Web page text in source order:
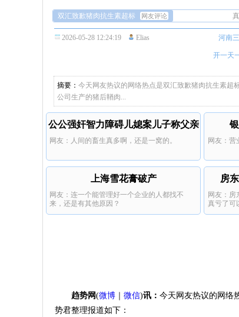
双汇致歉猪肉抗生素超标 网友评论
2026-05-28 12:24:19 Elias 河南
开一天
摘要： 今天网友热议的网络热点是双汇致歉猪肉抗生素超
公司生产的猪后鞧肉...
公公强奸智力障碍儿媳案儿子称父亲
网友：人间的畜生真多啊，还是一窝的。 网友：营
上海雪花膏破产
网友：连一个能管理好一个企业的人都找不
来，还是有其他原因？
房
网友：房
真亏了可
趋势网(微博 微信)讯： 今天网友热议的网络
势君整理报道如下：